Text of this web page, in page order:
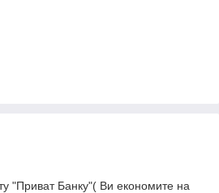
"Приват Банку"( Ви економите на